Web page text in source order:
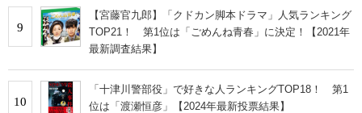
9
【宮藤官九郎】「クドカン脚本ドラマ」人気ランキング
TOP21！ 第1位は「ごめんね青春」に決定！【2021年
最新調査結果】
10
「十津川警部役」で好きな人ランキングTOP18！ 第1
位は「渡瀬恒彦」【2024年最新投票結果】